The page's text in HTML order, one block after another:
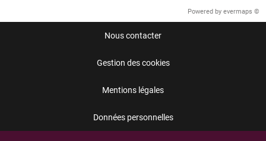
Powered by evermaps ©
Nous contacter
Gestion des cookies
Mentions légales
Données personnelles